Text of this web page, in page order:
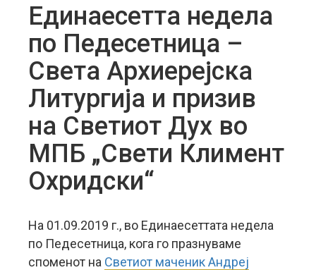
Единаесетта недела
по Педесетница –
Света Архиерејска
Литургија и призив
на Светиот Дух во
МПБ „Свети Климент
Охридски“
На 01.09.2019 г., во Единаесеттата недела
по Педесетница, кога го празнуваме
споменот на Светиот маченик Андреј